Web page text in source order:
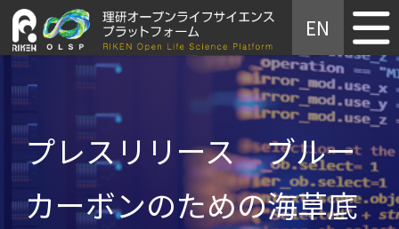
EN
主なデータベース
サイトマップ
プレスリリース ブルー
カーボンのための海草底